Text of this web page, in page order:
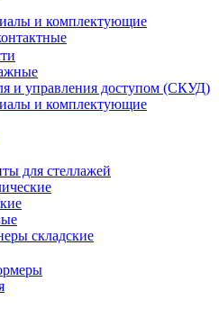
и комплектующие
и управления доступом (СКУД)
и комплектующие
для стеллажей
складские